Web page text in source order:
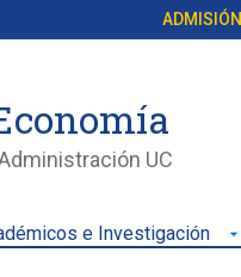
ADMISIÓN
UC
e Investigación arrow_drop_down